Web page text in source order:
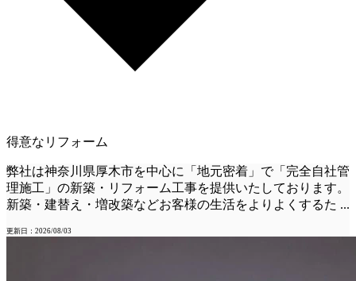
得意なリフォーム
弊社は神奈川県厚木市を中心に「地元密着」で「完全自社管
理施工」の新築・リフォーム工事を提供いたしております。
新築・建替え・増改築などお客様の生活をよりよくするた ...
更新日：2026/08/03